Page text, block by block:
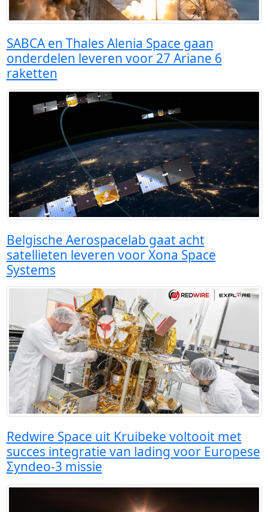
SABCA en Thales Alenia Space gaan
onderdelen leveren voor 27 Ariane 6
raketten
Belgische Aerospacelab gaat acht
satellieten leveren voor Xona Space
Systems
Redwire Space uit Kruibeke voltooit met
succes integratie van lading voor Europese
Σyndeo-3 missie